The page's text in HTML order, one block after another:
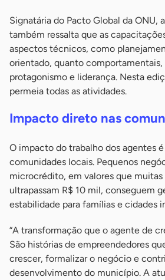
Signatária do Pacto Global da ONU,
também ressalta que as
aspectos técnicos, como
orientado, quanto
protagonismo e liderança. Nesta
permeia todas as atividades.
Impacto direto nas
O impacto do trabalho dos agentes
comunidades locais. Pequenos
microcrédito, em valores que muitas
ultrapassam R$ 10 mil, conseguem
estabilidade para famílias e cidades
“A transformação que o agente de
São histórias de empreendedores
crescer, formalizar o negócio e
desenvolvimento do município. A